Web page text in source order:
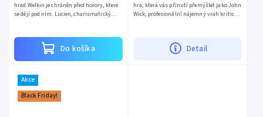
Do košíka
hrad Welkin je chráněn před horory, které
se dějí pod ním. Lucien, charismatický
Detail
hra, která vás přinutí přemýšlet jako John
Wick, profesionální nájemný vrah kriticky
Akce
Black Friday!